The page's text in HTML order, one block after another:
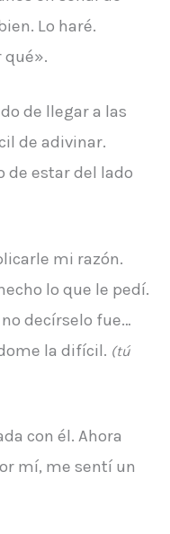
Lo haré.
qué».
de llegar a las
de adivinar.
de estar del lado
mi razón.
lo que le pedí.
decírselo fue…
la difícil. (tú
con él. Ahora
mí, me sentí un